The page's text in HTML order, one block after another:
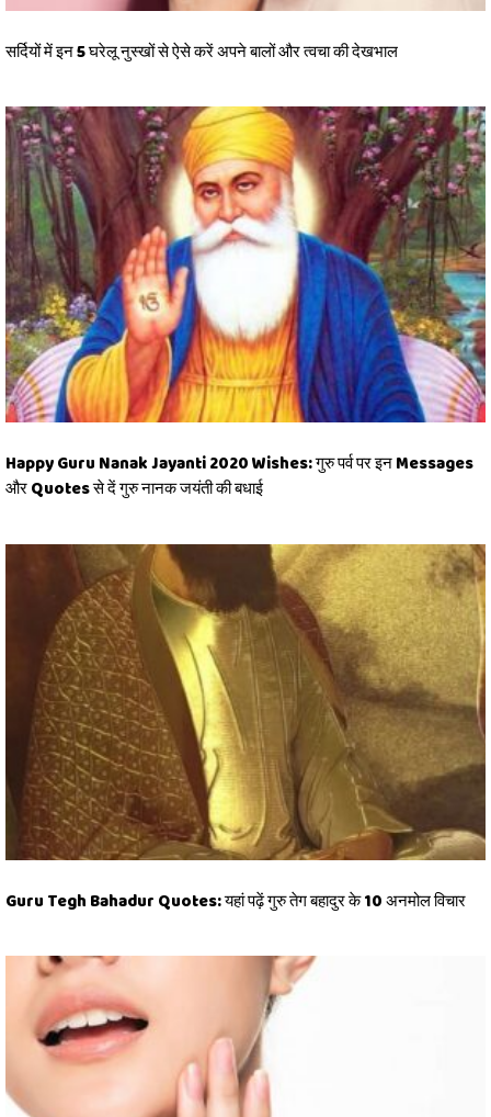
सर्दियों में इन 5 घरेलू नुस्खों से ऐसे करें अपने बालों और त्वचा की देखभाल
Happy Guru Nanak Jayanti 2020 Wishes: गुरु पर्व पर इन Messages
और Quotes से दें गुरु नानक जयंती की बधाई
Guru Tegh Bahadur Quotes: यहां पढ़ें गुरु तेग बहादुर के 10 अनमोल विचार